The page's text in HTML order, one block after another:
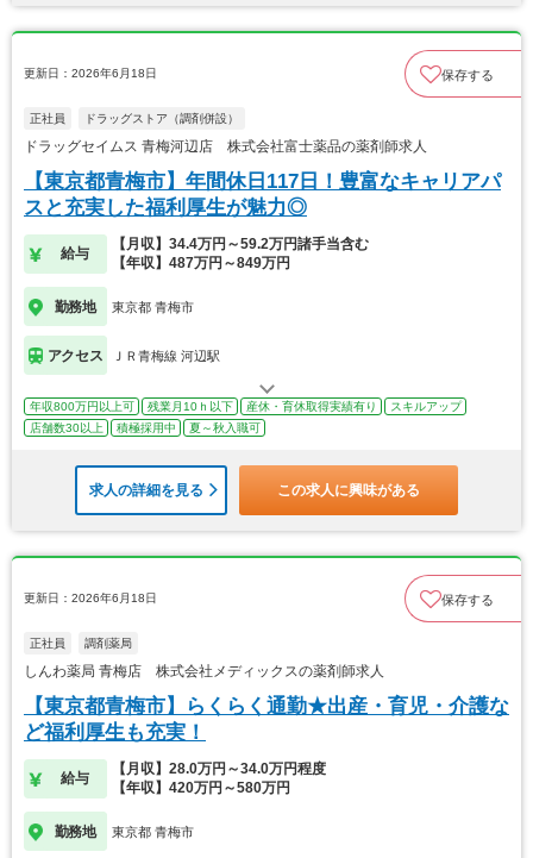
更新日：2026年6月18日 保存する
正社員 ドラッグストア（調剤併設）
ドラッグセイムス 青梅河辺店 株式会社富士薬品の薬剤師求人
【東京都青梅市】年間休日117日！豊富なキャリアパ
スと充実した福利厚生が魅力◎
給与
【月収】34.4万円～59.2万円諸手当含む
【年収】487万円～849万円
勤務地 東京都 青梅市
アクセス ＪＲ青梅線 河辺駅
年収800万円以上可 残業月10ｈ以下 産休・育休取得実績有り
スキルアップ
店舗数30以上
積極採用中 夏～秋入職可
求人の詳細を見る この求人に興味がある
更新日：2026年6月18日 保存する
正社員 調剤薬局
しんわ薬局 青梅店 株式会社メディックスの薬剤師求人
【東京都青梅市】らくらく通勤★出産・育児・介護な
ど福利厚生も充実！
給与
【月収】28.0万円～34.0万円程度
【年収】420万円～580万円
勤務地 東京都 青梅市